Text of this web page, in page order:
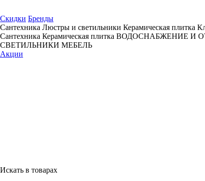
Скидки Бренды
Сантехника Люстры и светильники Керамическая плитка
Сантехника Керамическая плитка ВОДОСНАБЖЕНИЕ И
СВЕТИЛЬНИКИ МЕБЕЛЬ
Акции
Искать в товарах